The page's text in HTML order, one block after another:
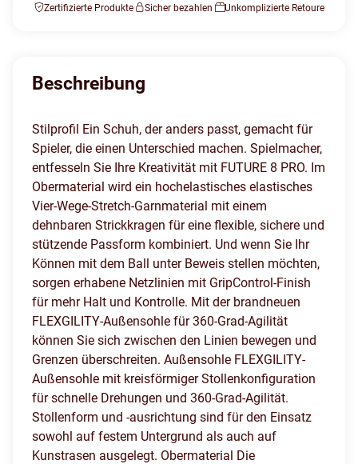
Zertifizierte Produkte Sicher bezahlen Unkomplizierte Retoure
Beschreibung
Stilprofil Ein Schuh, der anders passt, gemacht für
Spieler, die einen Unterschied machen. Spielmacher,
entfesseln Sie Ihre Kreativität mit FUTURE 8 PRO. Im
Obermaterial wird ein hochelastisches elastisches
Vier-Wege-Stretch-Garnmaterial mit einem
dehnbaren Strickkragen für eine flexible, sichere und
stützende Passform kombiniert. Und wenn Sie Ihr
Können mit dem Ball unter Beweis stellen möchten,
sorgen erhabene Netzlinien mit GripControl-Finish
für mehr Halt und Kontrolle. Mit der brandneuen
FLEXGILITY-Außensohle für 360-Grad-Agilität
können Sie sich zwischen den Linien bewegen und
Grenzen überschreiten. Außensohle FLEXGILITY-
Außensohle mit kreisförmiger Stollenkonfiguration
für schnelle Drehungen und 360-Grad-Agilität.
Stollenform und -ausrichtung sind für den Einsatz
sowohl auf festem Untergrund als auch auf
Kunstrasen ausgelegt. Obermaterial Die